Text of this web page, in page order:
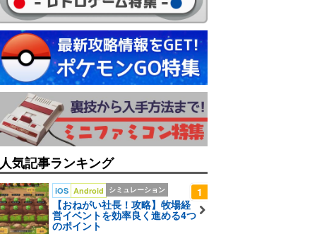
人気記事ランキング
1
iOS Android シミュレーション
【おねがい社長！攻略】牧場経
営イベントを効率良く進める4つ
のポイント